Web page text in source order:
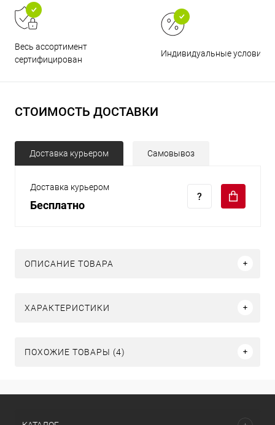
Весь ассортимент
сертифицирован
Индивидуальные условия
СТОИМОСТЬ ДОСТАВКИ
Доставка курьером Самовывоз
Доставка курьером
Бесплатно
ОПИСАНИЕ ТОВАРА
ХАРАКТЕРИСТИКИ
ПОХОЖИЕ ТОВАРЫ (4)